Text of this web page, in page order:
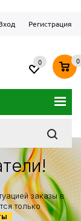
Регистрация
0 0
заказы в
только